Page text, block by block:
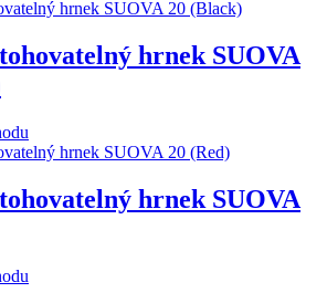
hrnek SUOVA
hrnek SUOVA